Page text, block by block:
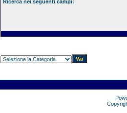
Ricerca nei seguenti campi: